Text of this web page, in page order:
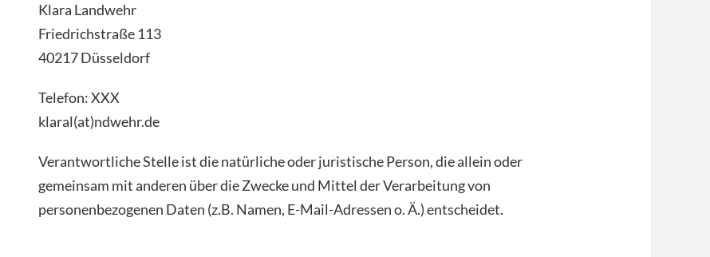
Klara Landwehr
Friedrichstraße 113
40217 Düsseldorf
Telefon: XXX
klaral(at)ndwehr.de
Verantwortliche Stelle ist die natürliche oder juristische Person, die allein oder
gemeinsam mit anderen über die Zwecke und Mittel der Verarbeitung von
personenbezogenen Daten (z.B. Namen, E-Mail-Adressen o. Ä.) entscheidet.